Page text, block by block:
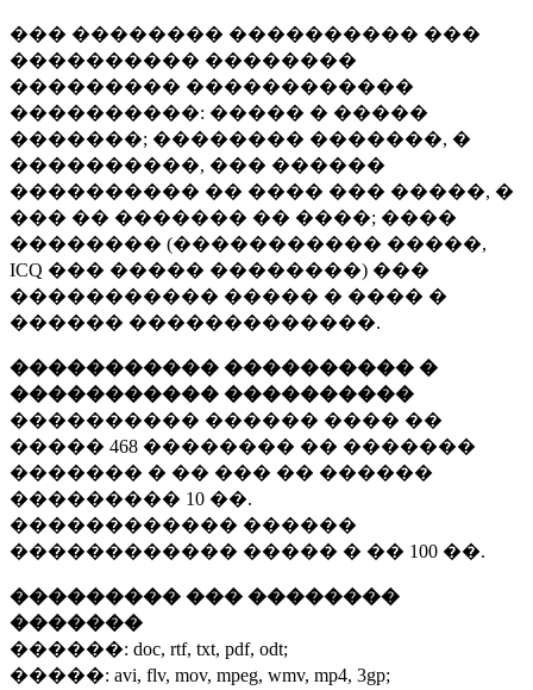
��� �������� ���������� ���
���������� ��������
��������� ������������
����������: ����� � �����
�������; �������� �������, �
����������, ��� ������
���������� �� ���� ��� �����, �
��� �� ������� �� ����; ����
�������� (����������� �����,
ICQ ��� ����� ��������) ���
����������� ����� � ���� �
������ �������������.
����������� ���������� �
����������� ����������
���������� ������ ���� ��
����� 468 �������� �� �������
������� � �� ��� �� ������
��������� 10 ��.
������������ ������
������������ ����� � �� 100 ��.
��������� ��� ��������
�������
������: doc, rtf, txt, pdf, odt;
�����: avi, flv, mov, mpeg, wmv, mp4, 3gp;